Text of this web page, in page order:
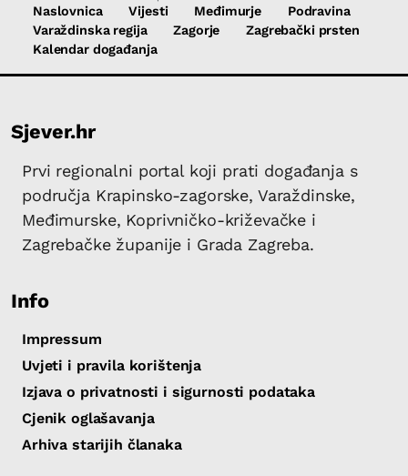
Naslovnica Vijesti Međimurje
Podravina
Varaždinska regija
Zagorje
Zagrebački prsten
Kalendar događanja
Sjever.hr
Prvi regionalni portal koji prati događanja s
područja Krapinsko-zagorske, Varaždinske,
Međimurske, Koprivničko-križevačke i
Zagrebačke županije i Grada Zagreba.
Info
Impressum
Uvjeti i pravila korištenja
Izjava o privatnosti i sigurnosti podataka
Cjenik oglašavanja
Arhiva starijih članaka